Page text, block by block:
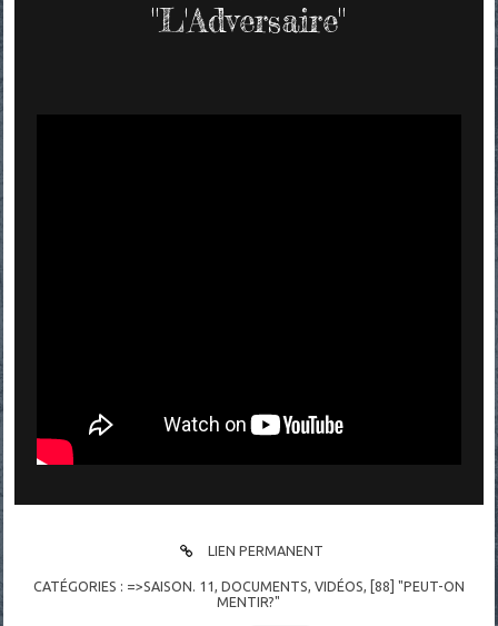
"L'Adversaire"
LIEN PERMANENT
CATÉGORIES : =>SAISON. 11, DOCUMENTS, VIDÉOS, [88] "PEUT-ON
MENTIR?"